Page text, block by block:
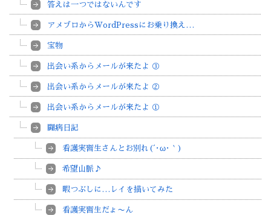
答えは一つではないんです
アメブロからWordPressにお乗り換え…
宝物
出会い系からメールが来たよ ③
出会い系からメールが来たよ ②
出会い系からメールが来たよ ①
闘病日記
看護実習生さんとお別れ(´･ω･｀)
希望山脈♪
暇つぶしに…レイを描いてみた
看護実習生だょ〜ん